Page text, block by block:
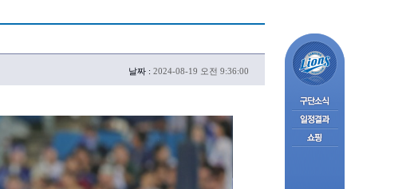
날짜 : 2024-08-19 오전 9:36:00